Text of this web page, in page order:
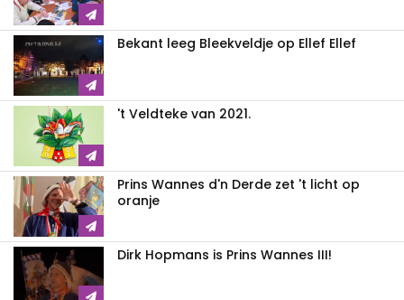
Bekant leeg Bleekveldje op Ellef Ellef
't Veldteke van 2021.
Prins Wannes d'n Derde zet 't licht op
oranje
Dirk Hopmans is Prins Wannes III!